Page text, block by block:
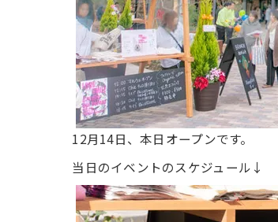
12月14日、本日オープンです。
当日のイベントのスケジュール↓